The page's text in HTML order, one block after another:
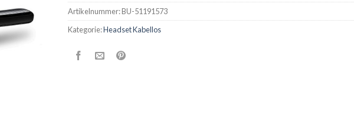
Artikelnummer:BU-51191573
Kategorie:Headset Kabellos